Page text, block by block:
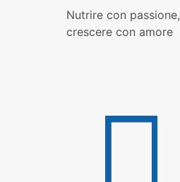
Nutrire con passione,
crescere con amore